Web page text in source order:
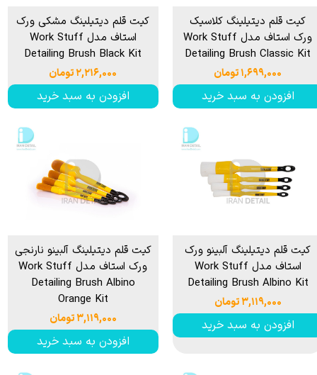
کیت قلم دیتیلینگ کلاسیک
ورک استاف مدل Work Stuff
Detailing Brush Classic Kit
۱,۶۹۹,۰۰۰ تومان
افزودن به سبد خرید
کیت قلم دیتیلینگ مشکی ورک
استاف مدل Work Stuff
Detailing Brush Black Kit
۲,۲۱۶,۰۰۰ تومان
افزودن به سبد خرید
کیت قلم دیتیلینگ آلبینو ورک
استاف مدل Work Stuff
Detailing Brush Albino Kit
۳,۱۱۹,۰۰۰ تومان
افزودن به سبد خرید
کیت قلم دیتیلینگ آلبینو نارنجی
ورک استاف مدل Work Stuff
Detailing Brush Albino
Orange Kit
۳,۱۱۹,۰۰۰ تومان
افزودن به سبد خرید